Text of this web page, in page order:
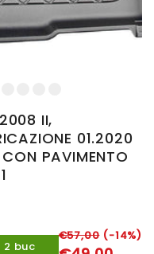
II,
01.2020
PAVIMENTO
2 buc
€57,00(-14%)